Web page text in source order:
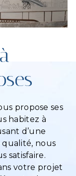
propose ses
habitez à
d’une
qualité, nous
satisfaire.
votre projet